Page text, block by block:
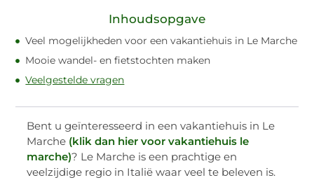
Inhoudsopgave
Veel mogelijkheden voor een vakantiehuis in Le Marche
Mooie wandel- en fietstochten maken
Veelgestelde vragen
Bent u geïnteresseerd in een vakantiehuis in Le
Marche (klik dan hier voor vakantiehuis le
marche)? Le Marche is een prachtige en
veelzijdige regio in Italië waar veel te beleven is.